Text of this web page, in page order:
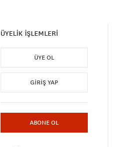
ÜYELİK İŞLEMLERİ
ÜYE OL
GIRIŞ YAP
ABONE OL